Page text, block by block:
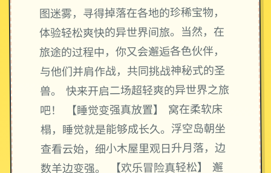
图迷雾，寻得掉落在各地的珍稀宝物，
体验轻松爽快的异世界间旅。当然，在
旅途的过程中，你又会邂逅各色伙伴，
与他们并肩作战，共同挑战神秘式的圣
兽。 快来开启二场超轻爽的异世界之旅
吧！ 【睡觉变强真放置】 窝在柔软床
榻，睡觉就是能够成长久。浮空岛朝坐
查看云始，细小木屋里观日升月落，边
数羊边变强。 【欢乐冒险真轻松】 邂